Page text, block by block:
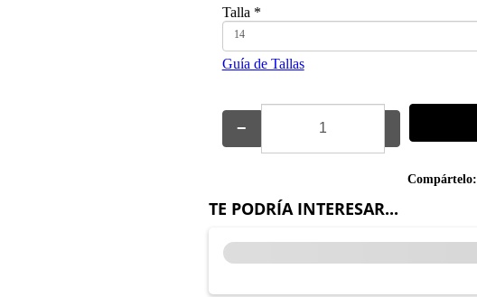
Talla *
14
Guía de Tallas
−
Compártelo:
TE PODRÍA INTERESAR...